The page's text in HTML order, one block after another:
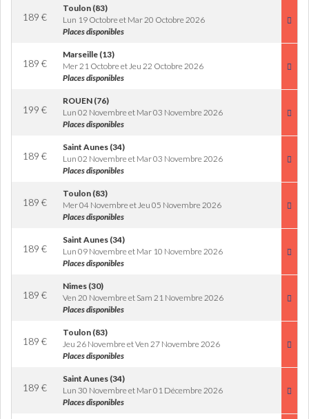
189 €
Toulon (83)
Lun 19 Octobre et Mar 20 Octobre 2026
Places disponibles
189 €
Marseille (13)
Mer 21 Octobre et Jeu 22 Octobre 2026
Places disponibles
199 €
ROUEN (76)
Lun 02 Novembre et Mar 03 Novembre 2026
Places disponibles
189 €
Saint Aunes (34)
Lun 02 Novembre et Mar 03 Novembre 2026
Places disponibles
189 €
Toulon (83)
Mer 04 Novembre et Jeu 05 Novembre 2026
Places disponibles
189 €
Saint Aunes (34)
Lun 09 Novembre et Mar 10 Novembre 2026
Places disponibles
189 €
Nimes (30)
Ven 20 Novembre et Sam 21 Novembre 2026
Places disponibles
189 €
Toulon (83)
Jeu 26 Novembre et Ven 27 Novembre 2026
Places disponibles
189 €
Saint Aunes (34)
Lun 30 Novembre et Mar 01 Décembre 2026
Places disponibles